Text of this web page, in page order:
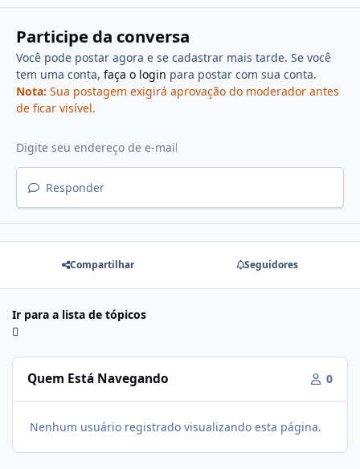
Participe da conversa
Você pode postar agora e se cadastrar mais tarde. Se você
tem uma conta, faça o login para postar com sua conta.
Nota: Sua postagem exigirá aprovação do moderador antes
de ficar visível.
Responder
Compartilhar Seguidores
Ir para a lista de tópicos
Quem Está Navegando 0
Nenhum usuário registrado visualizando esta página.